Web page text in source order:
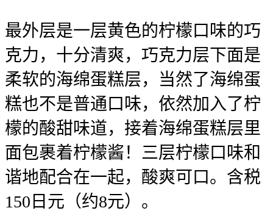
最外层是一层黄色的柠檬口味的巧
克力，十分清爽，巧克力层下面是
柔软的海绵蛋糕层，当然了海绵蛋
糕也不是普通口味，依然加入了柠
檬的酸甜味道，接着海绵蛋糕层里
面包裹着柠檬酱！三层柠檬口味和
谐地配合在一起，酸爽可口。含税
150日元（约8元）。